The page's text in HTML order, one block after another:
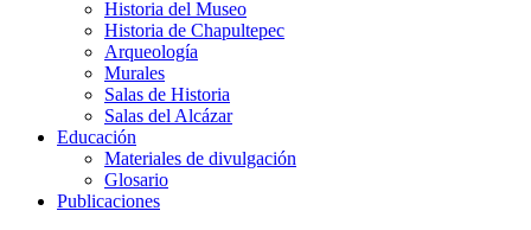
Historia del Museo
Historia de Chapultepec
Arqueología
Murales
Salas de Historia
Salas del Alcázar
Educación
Materiales de divulgación
Glosario
Publicaciones